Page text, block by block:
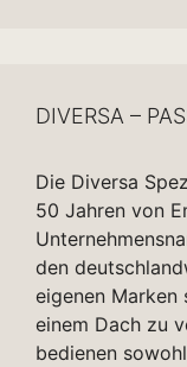
DIVERSA –
Die Diversa
50 Jahren von
den
eigenen Marken
einem Dach zu
bedienen